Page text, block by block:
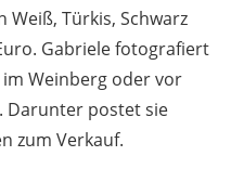
Weiß, Türkis, Schwarz
Gabriele fotografiert
Weinberg oder vor
Darunter postet sie
zum Verkauf.